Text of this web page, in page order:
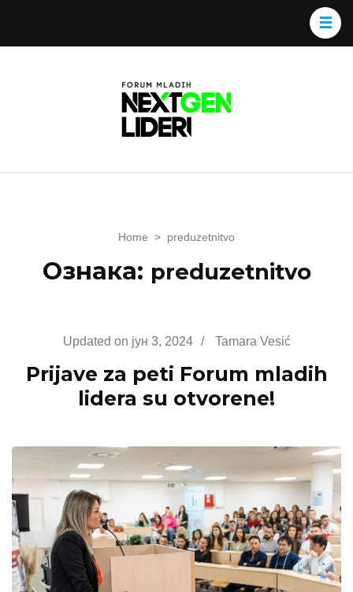
Home > preduzetnitvo
Ознака: preduzetnitvo
Updated on јун 3, 2024 / Tamara Vesić
Prijave za peti Forum mladih
lidera su otvorene!